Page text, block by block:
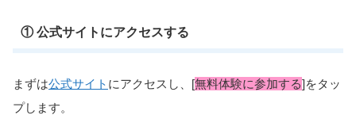
① 公式サイトにアクセスする
まずは公式サイト にアクセスし、[無料体験に参加する]をタッ
プします。